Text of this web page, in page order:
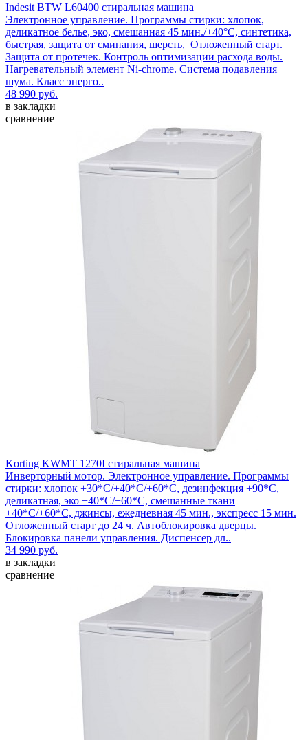
Indesit BTW L60400 стиральная машина
Электронное управление. Программы стирки: хлопок,
деликатное белье, эко, смешанная 45 мин./+40°С, синтетика,
быстрая, защита от сминания, шерсть, Отложенный старт.
Защита от протечек. Контроль оптимизации расхода воды.
Нагревательный элемент Ni-chrome. Система подавления
шума. Класс энерго..
48 990 руб.
в закладки
сравнение
Korting KWMT 1270I стиральная машина
Инверторный мотор. Электронное управление. Программы
стирки: хлопок +30*С/+40*С/+60*С, дезинфекция +90*С,
деликатная, эко +40*С/+60*С, смешанные ткани
+40*С/+60*С, джинсы, ежедневная 45 мин., экспресс 15 мин.
Отложенный старт до 24 ч. Автоблокировка дверцы.
Блокировка панели управления. Диспенсер дл..
34 990 руб.
в закладки
сравнение